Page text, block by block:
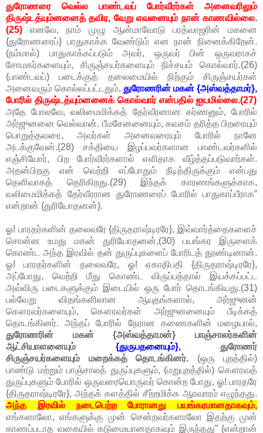
துரோணரை வெல்ல பாண்டவப் போர்வீரர்கள் அனைவரிலும்
திருஷ்டத்யும்னனைத் தவிர, வேறு எவனையும் நான் காணவில்லை.
(25) எனவே, நாம் முழு ஆன்மாவோடு பரத்வாஜரின் மகனை
{துரோணரைப்} பாதுகாக்க வேண்டும் என நான் நினைக்கிறேன்.
(நம்மால்) பாதுகாக்கப்படும் அவர், ஒருவர் பின் ஒருவராகச்
சோமகர்களையும், சிருஞ்சயர்களையும் நிச்சயம் கொல்வார்.(26)
(பாண்டவப்) படைக்குத் தலைமையில் நிற்கும் சிருஞ்சயர்கள்
அனைவரும் கொல்லப்பட்டதும், துரோணரின் மகன் {அஸ்வத்தாமர்},
போரில் திருஷ்டத்யும்னனைக் கொல்வார் என்பதில் ஐயமில்லை.(27)
அதே போலவே, வலிமைமிக்கத் தேர்வீரனான கர்ணனும், போரில்
அர்ஜுனனை வெல்வான். பீமசேனனையும், கவசம் தரித்த பிறரையும்
பொறுத்தவரை, அவர்கள் அனைவரையும் போரில் நானே
அடக்குவேன்.(28) சக்தியை இழப்பவர்களான பாண்டவர்களில்
எஞ்சியோர், பிற போர்வீரர்களால் எளிதாக வீழ்த்தப்படுவார்கள்.
அதன்பிறகு என் வெற்றி எப்போதும் நீடித்திருக்கும் என்பது
தெளிவாகத் தெரிகிறது.(29) இந்தக் காரணங்களுக்காக,
வலிமைமிக்கத் தேர்வீரரான துரோணரைப் போரில் பாதுகாப்பீராக”
என்றான் {துரியோதனன்}.
ஓ! பாரதர்களின் தலைவரே {திருதராஷ்டிரரே}, இவ்வார்த்தைகளைச்
சொன்ன உமது மகன் துரியோதனன்,(30) பயங்கர இருளைக்
கொண்ட அந்த இரவில் தன் துருப்புகளைப் போரிடத் தூண்டினான்.
ஓ! பாரதர்களின் தலைவரே, ஓ! ஏகாதிபதி {திருதராஷ்டிரரே},
அப்போது, வெற்றி மீது கொண்ட விருப்பத்தால் இயக்கப்பட்ட
அவ்விரு படைகளுக்கும் இடையில் ஒரு போர் தொடங்கியது.(31)
பல்வேறு விதங்களிலான ஆயுதங்களால், அர்ஜுனன்
கௌரவர்களையும், கௌரவர்கள் அர்ஜுனனையும் பீடிக்கத்
தொடங்கினர். அந்தப் போரில் நேரான கணைகளின் மழையால்,
துரோணரின் மகன் {அஸ்வத்தாமன்} பாஞ்சாலர்களின்
ஆட்சியாளனையும் {துருபதனையும்},துரோணர்
சிருஞ்சயர்களையும் மறைக்கத் தொடங்கினர். (ஒரு புறத்தில்)
பாண்டு மற்றும் பாஞ்சாலத் துருப்புகளும், (மறுபுறத்தில்) கௌரவத்
துருப்புகளும் போரில் ஒருவரையொருவர் கொன்ற போது, ஓ! பாரதரே
{திருதராஷ்டிரரே}, அந்தக் களத்தில் சீற்றமிக்க ஆரவாரம் எழுந்தது.
அந்த இரவில் நடைபெற்ற போரானது பயங்கரமானதாகவும்,
எங்களாலோ, எங்களுக்கு முன் சென்றவர்களாலோ இதற்கு முன்
காணப்படாத வகையில் கடுமையானதாகவும் இருந்தது” {என்றான்